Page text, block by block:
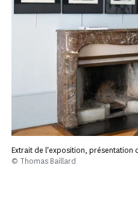
Extrait de l'exposition, présentation
© Thomas Baillard